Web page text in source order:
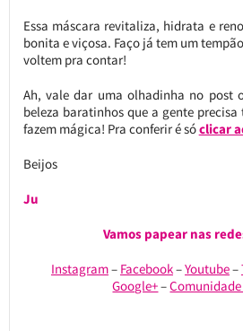
Essa máscara revitaliza, hidrata e
bonita e viçosa. Faço já tem um
voltem pra contar!
Ah, vale dar uma olhadinha no post
beleza baratinhos que a gente precisa
fazem mágica! Pra conferir é sóclicar
Beijos
Ju
Vamos papear nas
Instagram– Facebook–Youtube–
Google+–